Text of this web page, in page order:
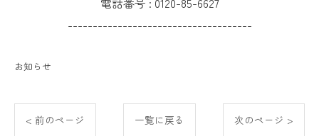
-------------------------------------
お知らせ
< 前のページ 一覧に戻る 次のページ >